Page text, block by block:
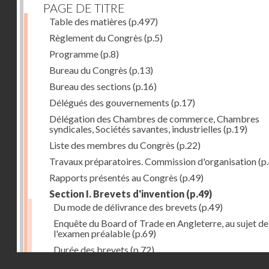
PAGE DE TITRE
Table des matières (p.497)
Règlement du Congrès (p.5)
Programme(p.8)
Bureau du Congrès (p.13)
Bureau des sections (p.16)
Délégués des gouvernements (p.17)
Délégation des Chambres de commerce, Chambres
syndicales, Sociétés savantes, industrielles (p.19)
Liste des membres du Congrès (p.22)
Travaux préparatoires. Commission d'organisation
Rapports présentés au Congrès (p.49)
Section I. Brevets d'invention (p.49)
Du mode de délivrance des brevets (p.49)
Enquête du Board of Trade en Angleterre, au sujet de
l'examen préalable(p.69)
Durée des brevets (p.72)